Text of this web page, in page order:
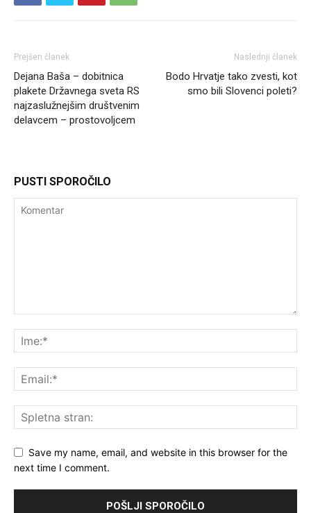
Prejšen članek
Dejana Baša – dobitnica
plakete Državnega sveta RS
najzaslužnejšim društvenim
delavcem – prostovoljcem
Naslednji članek
Bodo Hrvatje tako zvesti, kot
smo bili Slovenci poleti?
PUSTI SPOROČILO
Save my name, email, and website in this browser for the
next time I comment.